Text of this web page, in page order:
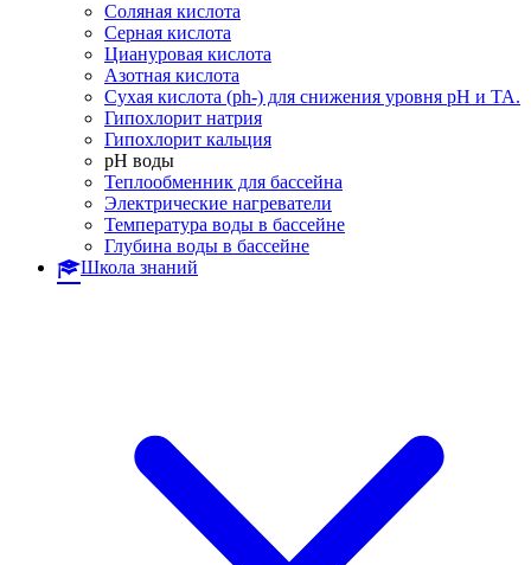
Соляная кислота
Серная кислота
Циануровая кислота
Азотная кислота
Сухая кислота (ph-) для снижения уровня pH и TA.
Гипохлорит натрия
Гипохлорит кальция
pH воды
Теплообменник для бассейна
Электрические нагреватели
Температура воды в бассейне
Глубина воды в бассейне
Школа знаний